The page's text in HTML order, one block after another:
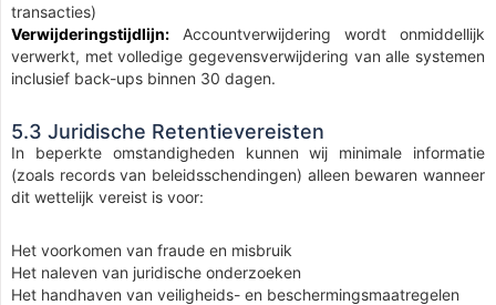
transacties)
Verwijderingstijdlijn: Accountverwijdering wordt onmiddellijk
verwerkt, met volledige gegevensverwijdering van alle systemen
inclusief back-ups binnen 30 dagen.
5.3 Juridische Retentievereisten
In beperkte omstandigheden kunnen wij minimale informatie
(zoals records van beleidsschendingen) alleen bewaren wanneer
dit wettelijk vereist is voor:
Het voorkomen van fraude en misbruik
Het naleven van juridische onderzoeken
Het handhaven van veiligheids- en beschermingsmaatregelen